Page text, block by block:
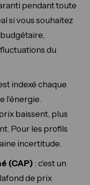
pendant toute
si vous souhaitez
du
indexé chaque
l'énergie.
baissent, plus
Pour les profils
incertitude.
(CAP) : c'est un
de prix